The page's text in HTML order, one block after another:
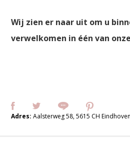
Wij zien er naar uit om u
verwelkomen in één van
Adres:Aalsterweg 58, 5615 CH Eindhoven